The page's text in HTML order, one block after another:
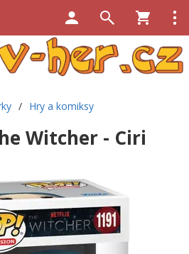
/ Hry a komiksy
Witcher - Ciri